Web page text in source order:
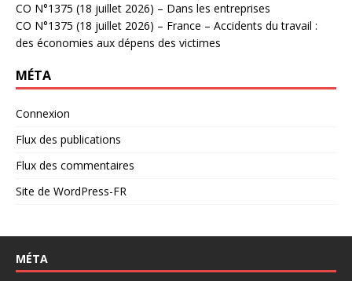
CO N°1375 (18 juillet 2026) – Dans les entreprises
CO N°1375 (18 juillet 2026) – France – Accidents du travail :
des économies aux dépens des victimes
MÉTA
Connexion
Flux des publications
Flux des commentaires
Site de WordPress-FR
MÉTA